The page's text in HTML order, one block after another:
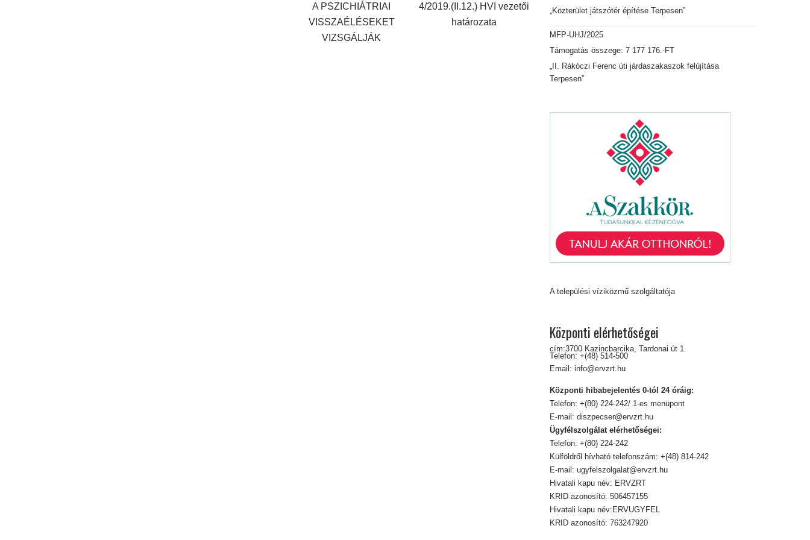
A PSZICHIÁTRIAI
VISSZAÉLÉSEKET
VIZSGÁLJÁK
4/2019.(II.12.) HVI vezetői
határozata
„Közterület játszótér építése Terpesen”
MFP-UHJ/2025
Támogatás összege: 7 177 176.-FT
„II. Rákóczi Ferenc úti járdaszakaszok felújítása
Terpesen”
A települési víziközmű szolgáltatója
Központi elérhetőségei
cím:3700 Kazincbarcika, Tardonai út 1.
Telefon: +(48) 514-500
Email: info@ervzrt.hu
Központi hibabejelentés 0-tól 24 óráig:
Telefon: +(80) 224-242/ 1-es menüpont
E-mail: diszpecser@ervzrt.hu
Ügyfélszolgálat elérhetőségei:
Telefon: +(80) 224-242
Külföldről hívható telefonszám: +(48) 814-242
E-mail: ugyfelszolgalat@ervzrt.hu
Hivatali kapu név: ERVZRT
KRID azonosító: 506457155
Hivatali kapu név:ERVUGYFEL
KRID azonosító: 763247920